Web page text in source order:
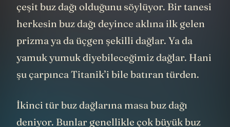
çeşit buz dağı olduğunu söylüyor. Bir tanesi
herkesin buz dağı deyince aklına ilk gelen
prizma ya da üçgen şekilli dağlar. Ya da
yamuk yumuk diyebileceğimiz dağlar. Hani
şu çarpınca Titanik’i bile batıran türden.
İkinci tür buz dağlarına masa buz dağı
deniyor. Bunlar genellikle çok büyük buz